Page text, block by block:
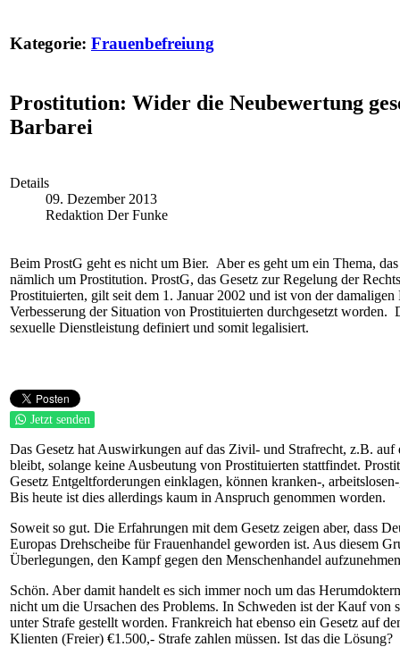
Kategorie: Frauenbefreiung
Prostitution: Wider die Neubewertung
Barbarei
Details
09. Dezember 2013
Redaktion Der Funke
Beim ProstG geht es nicht um Bier. Aber es geht um ein Thema,
nämlich um Prostitution. ProstG, das Gesetz zur Regelung der
Prostituierten, gilt seit dem 1. Januar 2002 und ist von der
Verbesserung der Situation von Prostituierten durchgesetzt
sexuelle Dienstleistung definiert und somit legalisiert.
Jetzt senden
Das Gesetz hat Auswirkungen auf das Zivil- und Strafrecht, z.B.
bleibt, solange keine Ausbeutung von Prostituierten stattfindet.
Gesetz Entgeltforderungen einklagen, können kranken-,
Bis heute ist dies allerdings kaum in Anspruch genommen worden.
Soweit so gut. Die Erfahrungen mit dem Gesetz zeigen aber, dass
Europas Drehscheibe für Frauenhandel geworden ist. Aus diesem
Überlegungen, den Kampf gegen den Menschenhandel
Schön. Aber damit handelt es sich immer noch um das
nicht um die Ursachen des Problems. In Schweden ist der Kauf von
unter Strafe gestellt worden. Frankreich hat ebenso ein Gesetz auf
Klienten (Freier) €1.500,- Strafe zahlen müssen. Ist das die Lösung?